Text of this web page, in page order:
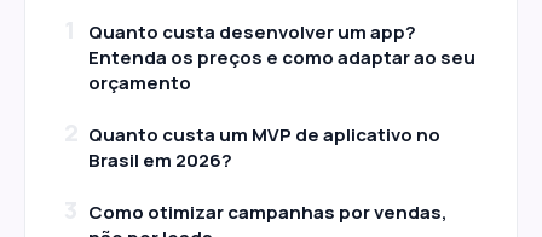
Quanto custa desenvolver um app?
Entenda os preços e como adaptar ao seu
orçamento
Quanto custa um MVP de aplicativo no
Brasil em 2026?
Como otimizar campanhas por vendas,